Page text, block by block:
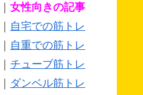
｜ 女性向きの記事
｜ 自宅での筋トレ
｜ 自重での筋トレ
｜ チューブ筋トレ
｜ ダンベル筋トレ